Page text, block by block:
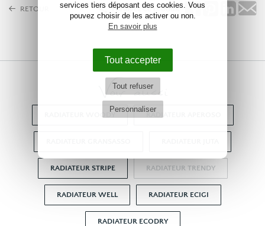
services tiers déposant des cookies. Vous
pouvez choisir de les activer ou non.
En savoir plus
Tout accepter
Tout refuser
Personnaliser
RETOUR Partagez ce produit
Voir aussi
RADIATEUR WOODY RADIATEUR APEROSO
RADIATEUR STRIPE RADIATEUR TRENDY
RADIATEUR WELL RADIATEUR ECIGI
RADIATEUR ECODRY